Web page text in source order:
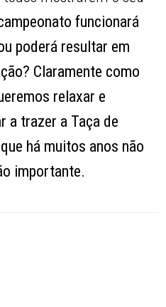
funcionará
poderá resultar em
Claramente como
relaxar e
a trazer a Taça de
há muitos anos não
importante.